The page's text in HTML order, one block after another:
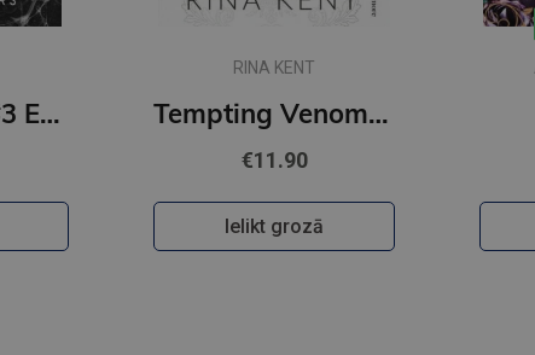
Restitution : #3 Edge of Darkness series : delux paperback featuring exclusive character artwork
RINA KENT
Tempting Venom : #3 The Vipers series
€11.90
Ielikt grozā